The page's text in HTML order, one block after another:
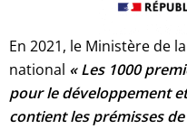
En 2021, le Ministère de
national « Les 1000
pour le développement
contient les prémisses